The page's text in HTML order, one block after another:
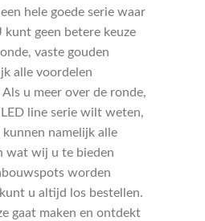
hele goede serie waar
kunt geen betere keuze
vaste gouden
alle voordelen
u meer over de ronde,
line serie wilt weten,
namelijk alle
wat wij u te bieden
worden
u altijd los bestellen.
gaat maken en ontdekt